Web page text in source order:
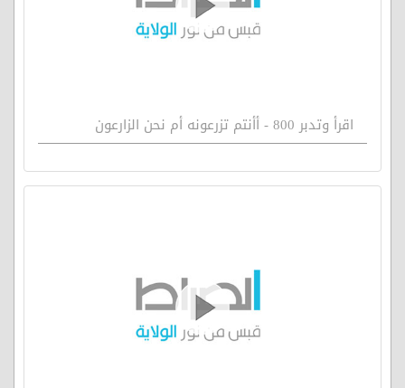
اقرأ وتدبر 800 - أأنتم تزرعونه أم نحن الزارعون